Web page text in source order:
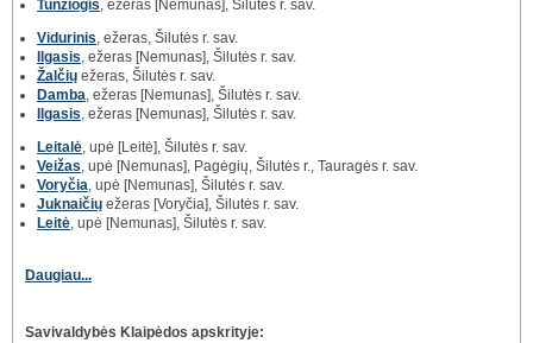
Tunžiogis , ežeras [Nemunas], Šilutės r. sav.
Vidurinis , ežeras, Šilutės r. sav.
Ilgasis , ežeras [Nemunas], Šilutės r. sav.
Žalčių ežeras, Šilutės r. sav.
Damba , ežeras [Nemunas], Šilutės r. sav.
Ilgasis , ežeras [Nemunas], Šilutės r. sav.
Leitalė , upė [Leitė], Šilutės r. sav.
Veižas , upė [Nemunas], Pagėgių, Šilutės r., Tauragės r. sav.
Voryčia , upė [Nemunas], Šilutės r. sav.
Juknaičių ežeras [Voryčia], Šilutės r. sav.
Leitė , upė [Nemunas], Šilutės r. sav.
Daugiau...
Savivaldybės Klaipėdos apskrityje: